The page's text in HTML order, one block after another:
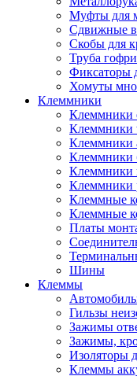
Муфты для
Сдвижные
Скобы для
Труба
Фиксаторы
Хомуты
Клеммники
Клеммники
Клеммники
Клеммники
Клеммники
Клеммники
Клеммники
Клеммные
Клеммные
Платы
Шины
Клеммы
Гильзы
Зажимы
Зажимы,
Изоляторы
Клеммы